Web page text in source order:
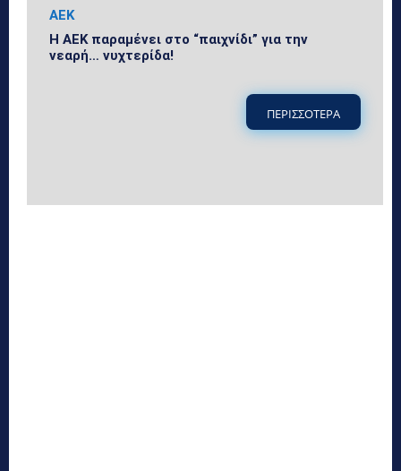
ΑΕΚ
Η ΑΕΚ παραμένει στο “παιχνίδι” για την
νεαρή… νυχτερίδα!
ΠΕΡΙΣΣΟΤΕΡΑ